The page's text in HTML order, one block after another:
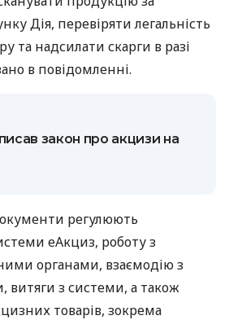
Дія, перевіряти легальність
та надсилати скарги в разі
в повідомленні.
закон про акцизи на
регулюють
еАкциз, роботу з
органами, взаємодію з
витяги з системи, а також
товарів, зокрема